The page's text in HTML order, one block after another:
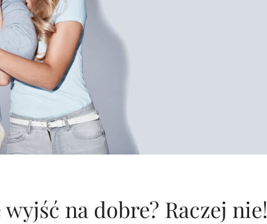
na dobre? Raczej nie!